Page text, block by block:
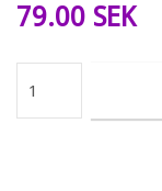
79.00 SEK